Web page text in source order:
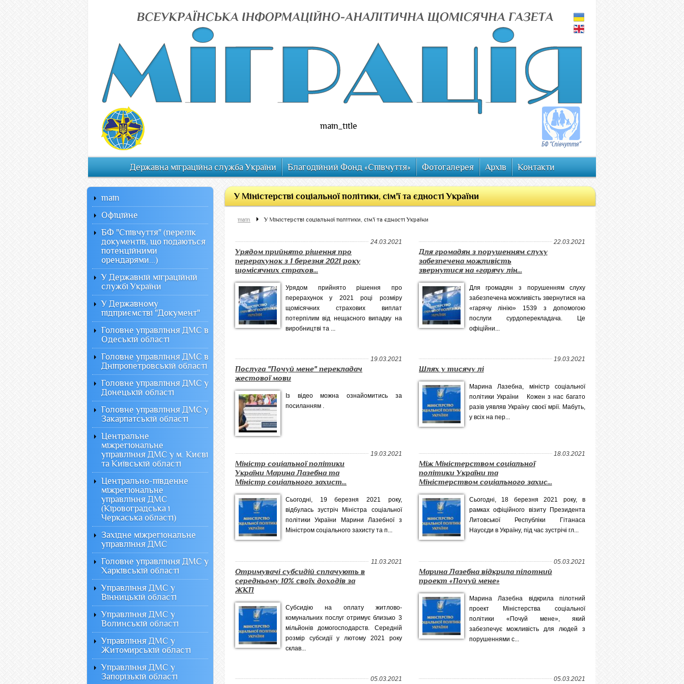
main_title
Державна міграційна служба України Благодійний Фонд «Співчуття» Фотогалерея Архів Контакти
У Міністерстві соціальної політики, сім'ї та єдності України
main У Міністерстві соціальної політики, сім'ї та єдності України
24.03.2021
Урядом прийнято рішення про
перерахунок з 1 березня 2021 року
щомісячних страхов...
Урядом прийнято рішення про
перерахунок у 2021 році розміру
щомісячних страхових виплат
потерпілим від нещасного випадку на
виробництві та ...
22.03.2021
Для громадян з порушенням слуху
забезпечена можливість
звернутися на «гарячу лін...
Для громадян з порушенням слуху
забезпечена можливість звернутися на
«гарячу лінію» 1539 з допомогою
послуги сурдоперекладача. Це
офіційни...
19.03.2021
Послуга "Почуй мене" перекладач
жестової мови
Із відео можна ознайомитись за
посиланням .
19.03.2021
Шлях у тисячу лі
Марина Лазебна, міністр соціальної
політики України Кожен з нас багато
разів уявляв Україну своєї мрії. Мабуть,
у всіх на пер...
19.03.2021
Міністр соціальної політики
України Марина Лазебна та
Міністр соціального захист...
Сьогодні, 19 березня 2021 року,
відбулась зустріч Міністра соціальної
політики України Марини Лазебної з
Міністром соціального захисту та п...
18.03.2021
Між Міністерством соціальної
політики України та
Міністерством соціального захис...
Сьогодні, 18 березня 2021 року, в
рамках офіційного візиту Президента
Литовської Республіки Гітанаса
Наусєди в Україну, під час зустрічі гл...
11.03.2021
Отримувачі субсидій сплачують в
середньому 10% своїх доходів за
ЖКП
Субсидію на оплату житлово-
комунальних послуг отримує близько 3
мільйонів домогосподарств. Середній
розмір субсидії у лютому 2021 року
склав...
05.03.2021
Марина Лазебна відкрила пілотний
проект «Почуй мене»
Марина Лазебна відкрила пілотний
проект Міністерства соціальної
політики «Почуй мене», який
забезпечує можливість для людей з
порушеннями с...
05.03.2021 05.03.2021
main
Офiцiйне
БФ "Співчуття" (перелік
документів, що подаються
потенційними
орендарями...)
У Державній міграційній
службі України
У Державному
підприємстві "Документ"
Головне управління ДМС в
Одеській області
Головне управління ДМС в
Дніпропетровській області
Головне управління ДМС у
Донецькій області
Головне управління ДМС у
Закарпатській області
Центральне
міжрегіональне
управління ДМС у м. Києві
та Київській області
Центрально-південне
міжрегіональне
управління ДМС
(Кіровоградська і
Черкаська області)
Західне міжрегіональне
управління ДМС
Головне управління ДМС у
Харківській області
Управління ДМС у
Вінницькій області
Управління ДМС у
Волинській області
Управління ДМС у
Житомирській області
Управління ДМС у
Запорізькій області